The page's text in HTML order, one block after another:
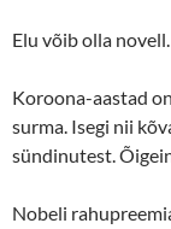
Elu võib olla
Koroona-aastad
surma. Isegi nii
sündinutest.
Nobeli